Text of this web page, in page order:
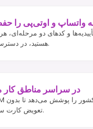
واتساپ و او‌تی‌پی را
و کدهای دو مرحله‌ای،
هستید، در دسترس بمانید.
در سراسر مناطق کار
تعویض کارت سفر کنید.